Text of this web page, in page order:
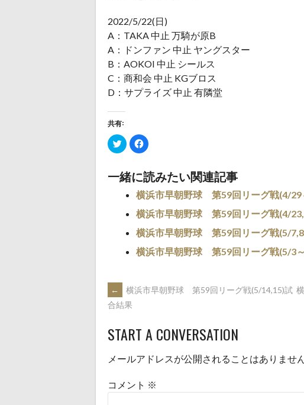
2022/5/22(日)
A：TAKA 中止 万騎が原B
A：ドンファン 中止 ヤングスター
B：AOKOI 中止 シールス
C：商和会 中止 KGブロス
D：サプライズ 中止 有隣堂
共有:
ク
リ
し
て
Twitter
共
(新
ウ
ド
き
ま
Facebook
で
す
る
に
は
ク
ッ
ク
し
て
く
だ
さ
い
ウ
開
き
す)
一緒に読みたい関連記事
横浜市早朝野球 第59回リーグ戦(4/29
横浜市早朝野球 第59回リーグ戦(4/
横浜市早朝野球 第59回リーグ戦(5/
横浜市早朝野球 第59回リーグ戦(5/3
POST
NAVIGATION
←
横浜市早朝野球 第59回リーグ戦(5/14,15)試
合結果
START A CONVERSATION
メールアドレスが公開されることはありません
コメント ※